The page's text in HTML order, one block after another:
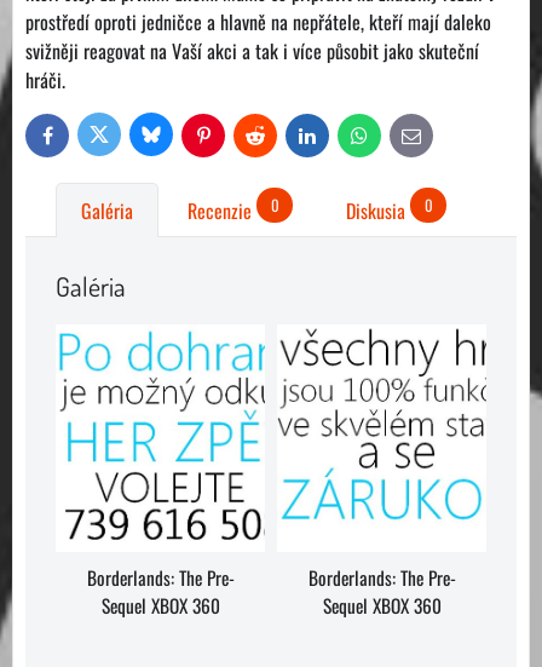
prostředí oproti jedničce a hlavně na nepřátele, kteří mají daleko
svižněji reagovat na Vaší akci a tak i více působit jako skuteční
hráči.
FacebookTwitter Bluesky PinterestReddit LinkedIn WhatsAppE-
mail
Galéria Recenzie 0 Diskusia 0
Galéria
Borderlands: The Pre-
Sequel XBOX 360
Borderlands: The Pre-
Sequel XBOX 360